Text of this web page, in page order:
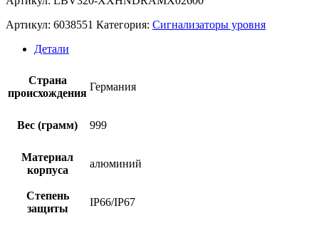
Артикул: 6038551 Категория: Сигнализаторы уровня
Детали
Страна
происхождения
Германия
Вес (грамм) 999
Материал
корпуса
алюминий
Степень
защиты
IP66/IP67